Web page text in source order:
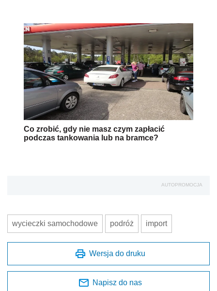
Co zrobić, gdy nie masz czym zapłacić
podczas tankowania lub na bramce?
AUTOPROMOCJA
wycieczki samochodowe podróż import
Wersja do druku
Napisz do nas